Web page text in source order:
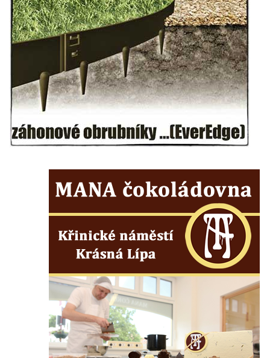
Hrob vojáků Rudé armády na hřbitově v
Račicích
Hrob Jiřího Dovhomilji na hřbitově v
Hrob Antonína Medáčka na hřbitově v
Račicích
na hřbitově v Dobříni
Pomník obětem 1. světové války v Lužici
Kenotaf Josefa Matese na hřbitově v Lužici
Kenotaf Emila Miksche na hřbitově v Lužici
Kenotaf Antonína Krause na hřbitově v
Lužici
Pomník vojákům Rudé armády na hřbitově
v Kozlech
Pamětní deska pochodu smrti v Saupsdorfu
Pomník obětem 2. světové války v parku